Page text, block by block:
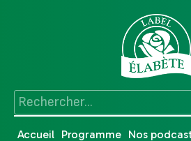
Accueil Programme Nos